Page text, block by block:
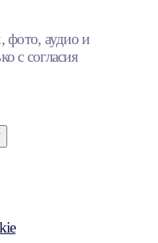
фото, аудио и
с согласия